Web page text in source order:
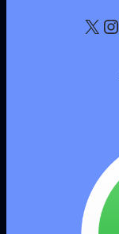
X Instagram